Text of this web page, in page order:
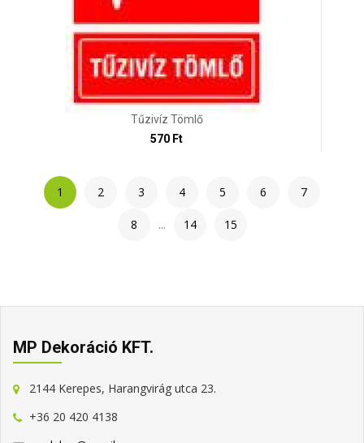
Tűzivíz Tömlő
570 Ft
1 2 3 4 5 6 7
8 ... 14 15
MP Dekoráció KFT.
2144 Kerepes, Harangvirág utca 23.
+36 20 420 4138